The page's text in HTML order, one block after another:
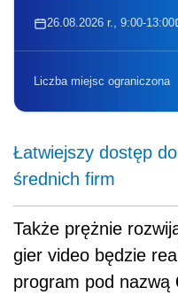
26.08.2026 r., 9:00-13:00
Liczba miejsc ograniczona
Łatwiejszy dostęp
średnich firm
Także prężnie
gier video będzie
program pod nazwą